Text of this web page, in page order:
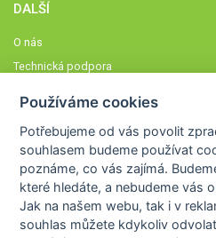
DALŠÍ
O nás
Technická podpora
Členové STOBklubu
Zásady nakládání s osobními údaji
Otestujte se
Spočítejte si
Výzva 52
Používáme cookies
Potřebujeme od vás povolit
souhlasem budeme používat
poznáme,co vás zajímá.
které hledáte, a nebudeme vás
Jak na našem webu, tak i v
souhlas můžete kdykoliv